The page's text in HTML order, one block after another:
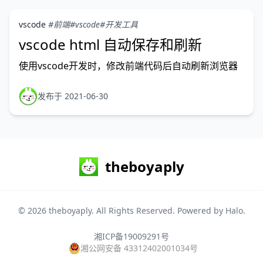
vscode #前端#vscode#开发工具
vscode html 自动保存和刷新
使用vscode开发时，修改前端代码后自动刷新浏览器
发布于 2021-06-30
theboyaply
© 2026 theboyaply. All Rights Reserved. Powered by Halo.
湘ICP备19009291号
湘公网安备 43312402001034号